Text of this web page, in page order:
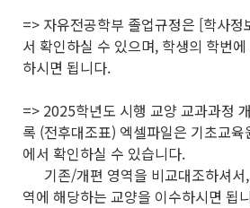
=> 자유전공학부 졸업규정은 [학사
서 확인하실 수 있으며, 학생의 학번
하시면 됩니다.
=> 2025학년도 시행 교양 교과과정
록 (전후대조표) 엑셀파일은 기초교
에서 확인하실 수 있습니다.
기존/개편 영역을 비교대조하셔서,
역에 해당하는 교양을 이수하시면 됩